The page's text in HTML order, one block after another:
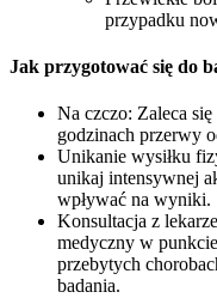
przypadku
Jak przygotować się do
Na czczo: Zaleca
godzinach przerwy
Unikanie wysiłku
unikaj intensywnej
wpływać na wyniki.
Konsultacja z
medyczny w
przebytych
badania.